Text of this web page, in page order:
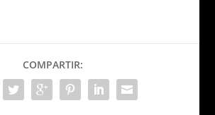
COMPARTIR: